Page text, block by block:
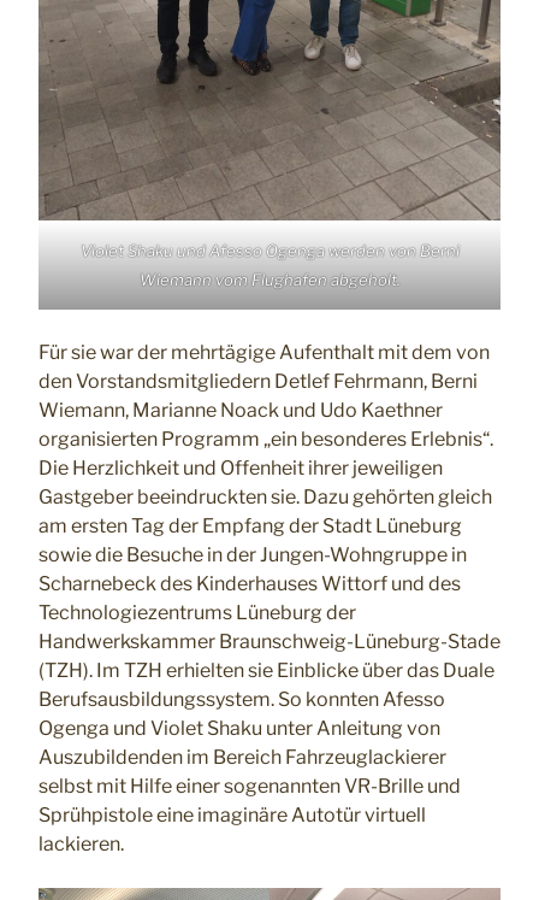
Violet Shaku und Afesso Ogenga werden von Berni
Wiemann vom Flughafen abgeholt.
Für sie war der mehrtägige Aufenthalt mit dem von
den Vorstandsmitgliedern Detlef Fehrmann, Berni
Wiemann, Marianne Noack und Udo Kaethner
organisierten Programm „ein besonderes Erlebnis“.
Die Herzlichkeit und Offenheit ihrer jeweiligen
Gastgeber beeindruckten sie. Dazu gehörten gleich
am ersten Tag der Empfang der Stadt Lüneburg
sowie die Besuche in der Jungen-Wohngruppe in
Scharnebeck des Kinderhauses Wittorf und des
Technologiezentrums Lüneburg der
Handwerkskammer Braunschweig-Lüneburg-Stade
(TZH). Im TZH erhielten sie Einblicke über das Duale
Berufsausbildungssystem. So konnten Afesso
Ogenga und Violet Shaku unter Anleitung von
Auszubildenden im Bereich Fahrzeuglackierer
selbst mit Hilfe einer sogenannten VR-Brille und
Sprühpistole eine imaginäre Autotür virtuell
lackieren.